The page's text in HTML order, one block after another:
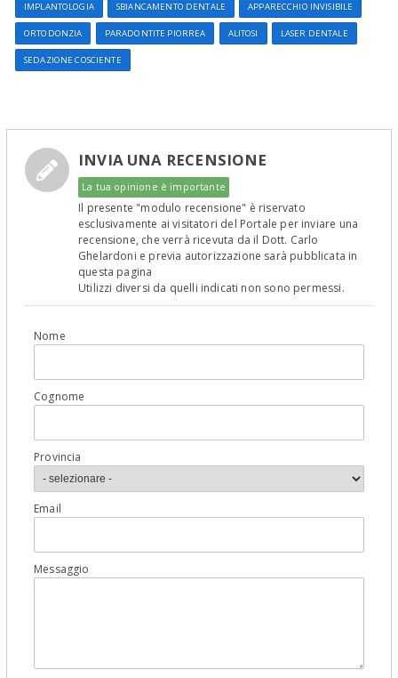
IMPLANTOLOGIA SBIANCAMENTO DENTALE APPARECCHIO INVISIBILE
ORTODONZIA PARADONTITE PIORREA ALITOSI LASER DENTALE
SEDAZIONE COSCIENTE
INVIA UNA RECENSIONE
La tua opinione è importante
Il presente "modulo recensione" è riservato
esclusivamente ai visitatori del Portale per inviare una
recensione, che verrà ricevuta da il Dott. Carlo
Ghelardoni e previa autorizzazione sarà pubblicata in
questa pagina
Utilizzi diversi da quelli indicati non sono permessi.
Nome
Cognome
Provincia
Email
Messaggio